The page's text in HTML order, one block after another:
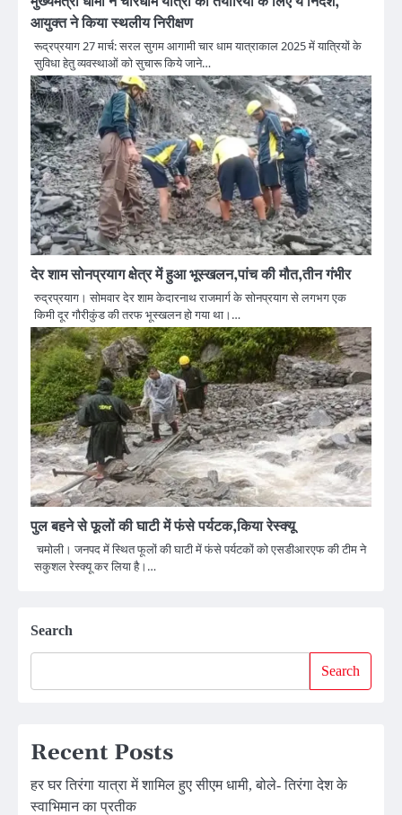
आयुक्त ने किया स्थलीय निरीक्षण
रूद्रप्रयाग 27 मार्च: सरल सुगम आगामी चार धाम यात्राकाल 2025 में यात्रियों के
सुविधा हेतु व्यवस्थाओं को सुचारू किये जाने…
देर शाम सोनप्रयाग क्षेत्र में हुआ भूस्खलन,पांच की मौत,तीन गंभीर
रुद्रप्रयाग। सोमवार देर शाम केदारनाथ राजमार्ग के सोनप्रयाग से लगभग एक
किमी दूर गौरीकुंड की तरफ भूस्खलन हो गया था।…
पुल बहने से फूलों की घाटी में फंसे पर्यटक,किया रेस्क्यू
चमोली। जनपद में स्थित फूलों की घाटी में फंसे पर्यटकों को एसडीआरएफ की टीम ने
सकुशल रेस्क्यू कर लिया है।…
Search
Search
Recent Posts
हर घर तिरंगा यात्रा में शामिल हुए सीएम धामी, बोले- तिरंगा देश के
स्वाभिमान का प्रतीक